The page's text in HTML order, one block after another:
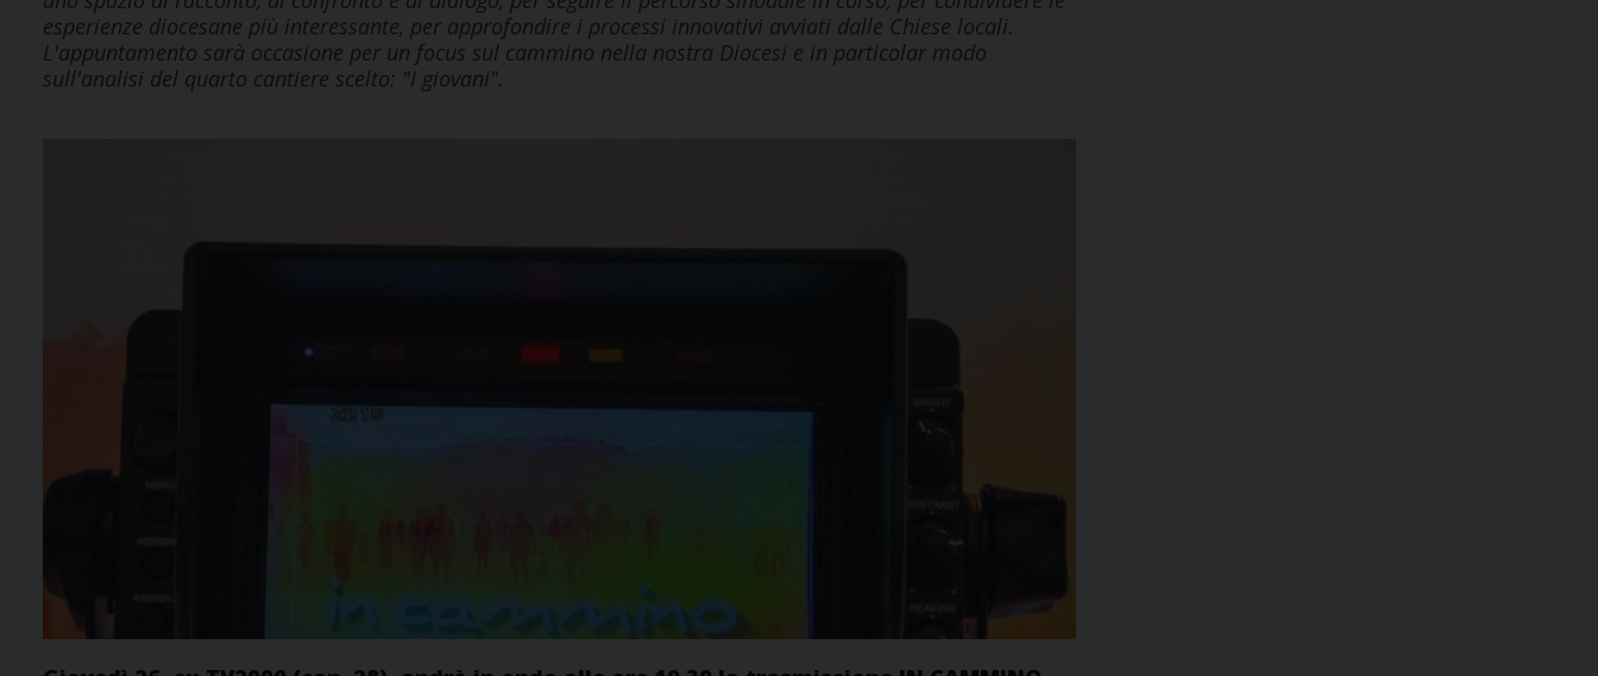
esperienze diocesane più interessante, per approfondire i processi innovativi avviati dalle Chiese locali.
L'appuntamento sarà occasione per un focus sul cammino nella nostra Diocesi e in particolar modo
sull'analisi del quarto cantiere scelto: "I giovani".